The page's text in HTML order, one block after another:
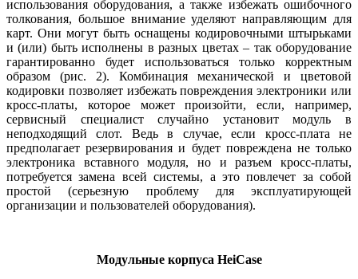
использования оборудования, а также избежать ошибочного
толкования, большое внимание уделяют направляющим для
карт. Они могут быть оснащены кодировочными штырьками
и (или) быть исполнены в разных цветах – так оборудование
гарантированно будет использоваться только корректным
образом (рис. 2). Комбинация механической и цветовой
кодировки позволяет избежать повреждения электроники или
кросс-платы, которое может произойти, если, например,
сервисный специалист случайно установит модуль в
неподходящий слот. Ведь в случае, если кросс-плата не
предполагает резервирования и будет повреждена не только
электроника вставного модуля, но и разъем кросс-платы,
потребуется замена всей системы, а это повлечет за собой
простой (серьезную проблему для эксплуатирующей
организации и пользователей оборудования).
Модульные корпуса HeiCase